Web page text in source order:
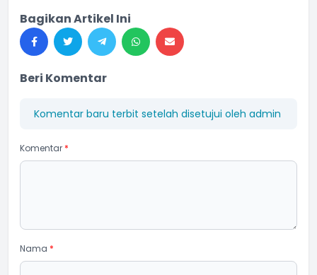
Bagikan Artikel Ini
Beri Komentar
Komentar baru terbit setelah disetujui oleh admin
Komentar *
Nama *